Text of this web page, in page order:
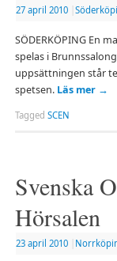
27 april 2010
SÖDERKÖPING En
spelas i
uppsättningen står
spetsen. Läs mer →
Tagged SCEN
Svenska
Hörsalen
23 april 2010